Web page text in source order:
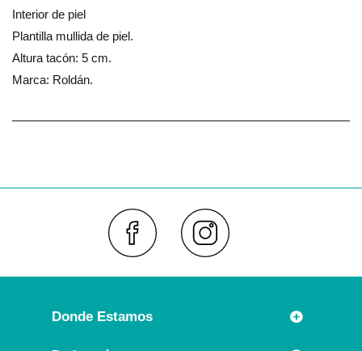
Interior de piel
Plantilla mullida de piel.
Altura tacón: 5 cm.
Marca: Roldán.
Donde Estamos
Rúa Príncipe 7